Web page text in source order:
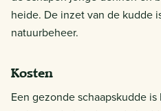
heide. De inzet van de kudde
natuurbeheer.
Kosten
Een gezonde schaapskudde